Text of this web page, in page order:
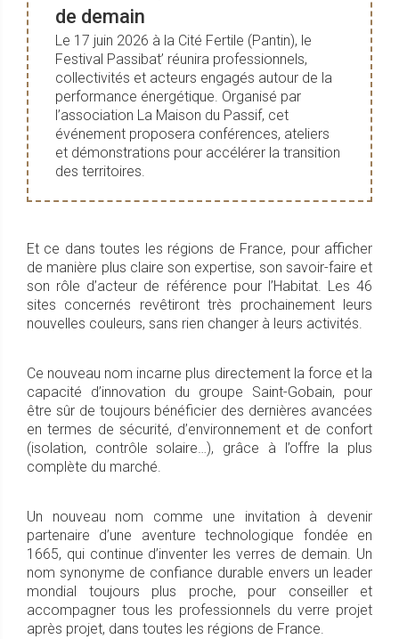
de demain
Le 17 juin 2026 à la Cité Fertile (Pantin), le
Festival Passibat’ réunira professionnels,
collectivités et acteurs engagés autour de la
performance énergétique. Organisé par
l’association La Maison du Passif, cet
événement proposera conférences, ateliers
et démonstrations pour accélérer la transition
des territoires.
Et ce dans toutes les régions de France, pour afficher
de manière plus claire son expertise, son savoir-faire et
son rôle d’acteur de référence pour l’Habitat. Les 46
sites concernés revêtiront très prochainement leurs
nouvelles couleurs, sans rien changer à leurs activités.
Ce nouveau nom incarne plus directement la force et la
capacité d’innovation du groupe Saint-Gobain, pour
être sûr de toujours bénéficier des dernières avancées
en termes de sécurité, d’environnement et de confort
(isolation, contrôle solaire…), grâce à l’offre la plus
complète du marché.
Un nouveau nom comme une invitation à devenir
partenaire d’une aventure technologique fondée en
1665, qui continue d’inventer les verres de demain. Un
nom synonyme de confiance durable envers un leader
mondial toujours plus proche, pour conseiller et
accompagner tous les professionnels du verre projet
après projet, dans toutes les régions de France.